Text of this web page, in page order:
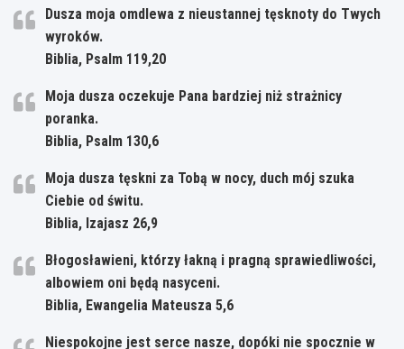
Dusza moja omdlewa z nieustannej tęsknoty do Twych
wyroków.
Biblia, Psalm 119,20
Moja dusza oczekuje Pana bardziej niż strażnicy
poranka.
Biblia, Psalm 130,6
Moja dusza tęskni za Tobą w nocy, duch mój szuka
Ciebie od świtu.
Biblia, Izajasz 26,9
Błogosławieni, którzy łakną i pragną sprawiedliwości,
albowiem oni będą nasyceni.
Biblia, Ewangelia Mateusza 5,6
Niespokojne jest serce nasze, dopóki nie spocznie w